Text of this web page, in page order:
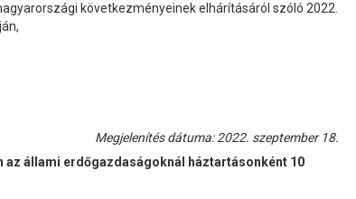
következményeinek elhárításáról szóló 2022.
Megjelenítés dátuma: 2022. szeptember 18.
állami erdőgazdaságoknál háztartásonként 10